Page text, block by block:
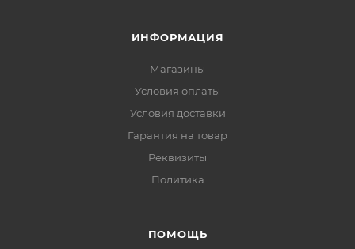
ИНФОРМАЦИЯ
Магазины
Условия оплаты
Условия доставки
Гарантия на товар
Реквизиты
Политика
ПОМОЩЬ